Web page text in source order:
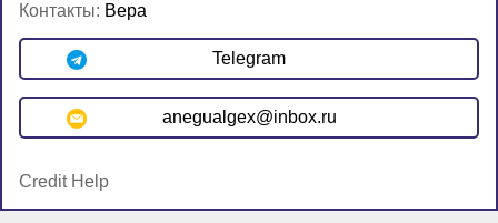
Контакты: Вера
Telegram
anegualgex@inbox.ru
Credit Help